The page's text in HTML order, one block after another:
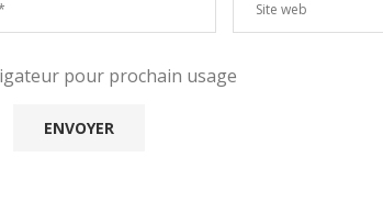
pour prochain usage